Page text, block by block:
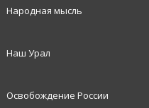
Народная мысль
Наш Урал
Освобождение России